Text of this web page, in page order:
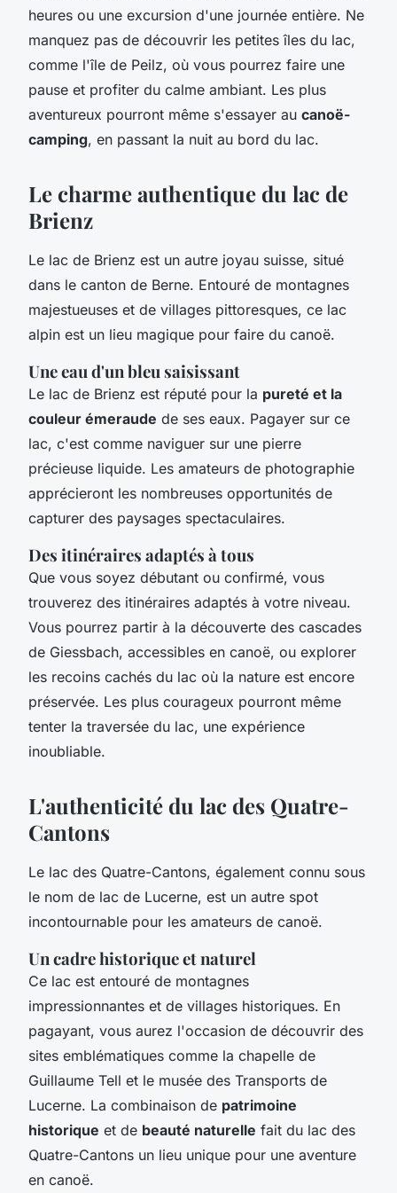
heures ou une excursion d'une journée entière. Ne
manquez pas de découvrir les petites îles du lac,
comme l'île de Peilz, où vous pourrez faire une
pause et profiter du calme ambiant. Les plus
aventureux pourront même s'essayer au canoë-
camping, en passant la nuit au bord du lac.
Le charme authentique du lac de
Brienz
Le lac de Brienz est un autre joyau suisse, situé
dans le canton de Berne. Entouré de montagnes
majestueuses et de villages pittoresques, ce lac
alpin est un lieu magique pour faire du canoë.
Une eau d'un bleu saisissant
Le lac de Brienz est réputé pour la pureté et la
couleur émeraude de ses eaux. Pagayer sur ce
lac, c'est comme naviguer sur une pierre
précieuse liquide. Les amateurs de photographie
apprécieront les nombreuses opportunités de
capturer des paysages spectaculaires.
Des itinéraires adaptés à tous
Que vous soyez débutant ou confirmé, vous
trouverez des itinéraires adaptés à votre niveau.
Vous pourrez partir à la découverte des cascades
de Giessbach, accessibles en canoë, ou explorer
les recoins cachés du lac où la nature est encore
préservée. Les plus courageux pourront même
tenter la traversée du lac, une expérience
inoubliable.
L'authenticité du lac des Quatre-
Cantons
Le lac des Quatre-Cantons, également connu sous
le nom de lac de Lucerne, est un autre spot
incontournable pour les amateurs de canoë.
Un cadre historique et naturel
Ce lac est entouré de montagnes
impressionnantes et de villages historiques. En
pagayant, vous aurez l'occasion de découvrir des
sites emblématiques comme la chapelle de
Guillaume Tell et le musée des Transports de
Lucerne. La combinaison de patrimoine
historique et de beauté naturelle fait du lac des
Quatre-Cantons un lieu unique pour une aventure
en canoë.